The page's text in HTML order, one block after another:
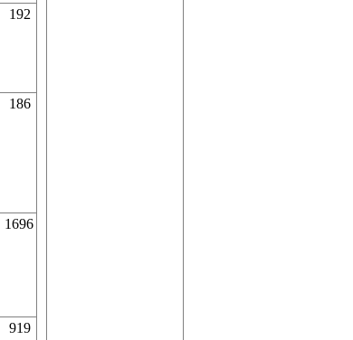
192
186
1696
919